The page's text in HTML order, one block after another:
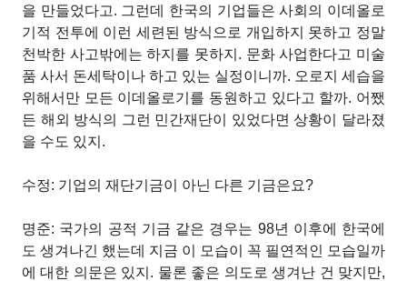
을 만들었다고. 그런데 한국의 기업들은 사회의 이데올로
기적 전투에 이런 세련된 방식으로 개입하지 못하고 정말
천박한 사고밖에는 하지를 못하지. 문화 사업한다고 미술
품 사서 돈세탁이나 하고 있는 실정이니까. 오로지 세습을
위해서만 모든 이데올로기를 동원하고 있다고 할까. 어쨌
든 해외 방식의 그런 민간재단이 있었다면 상황이 달라졌
을 수도 있지.
수정: 기업의 재단기금이 아닌 다른 기금은요?
명준: 국가의 공적 기금 같은 경우는 98년 이후에 한국에
도 생겨나긴 했는데 지금 이 모습이 꼭 필연적인 모습일까
에 대한 의문은 있지. 물론 좋은 의도로 생겨난 건 맞지만,